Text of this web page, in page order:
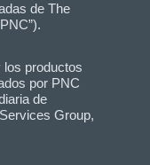
de The
productos
por PNC
de
Group,